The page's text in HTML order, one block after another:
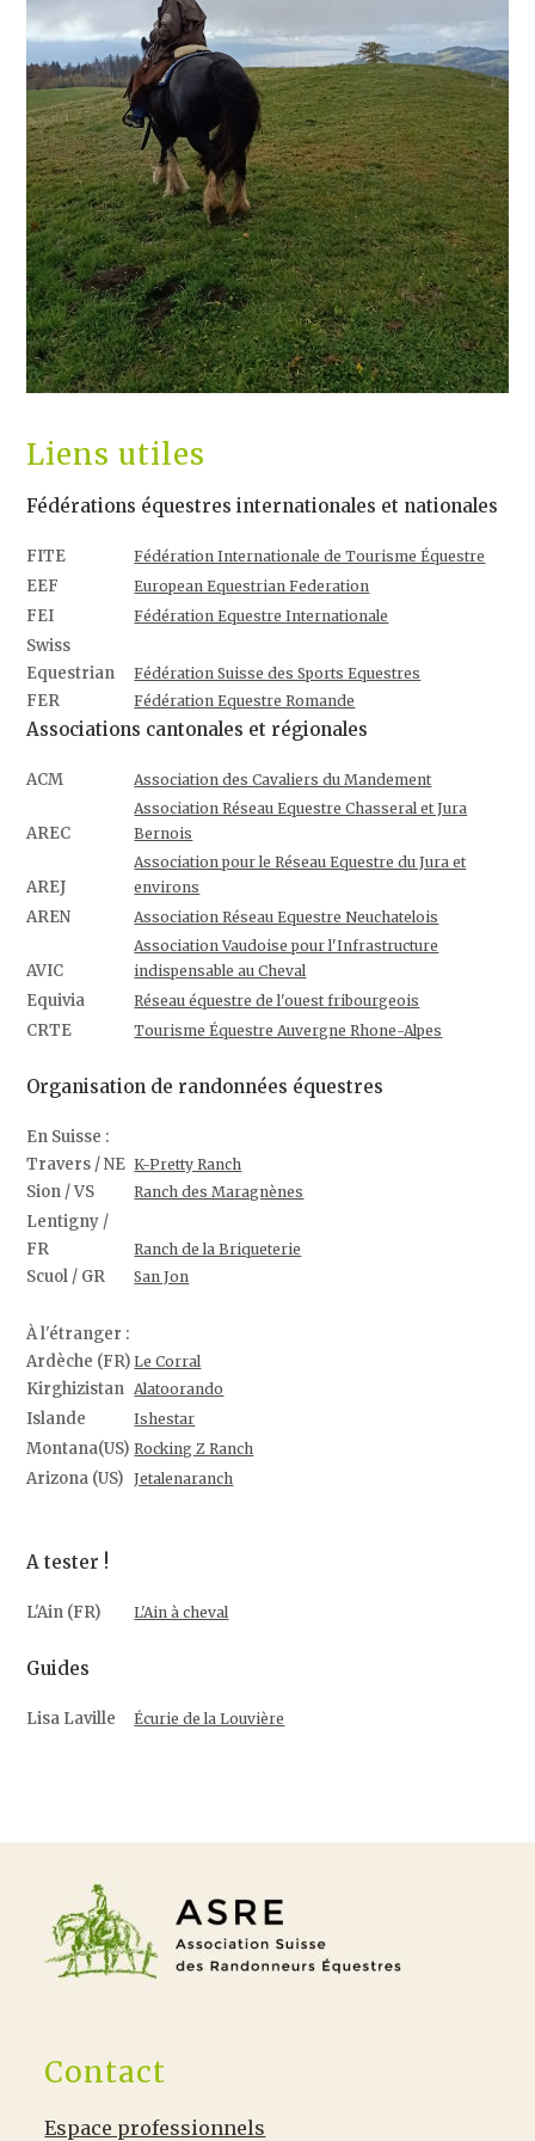
Liens utiles
Fédérations équestres internationales et nationales
FITE Fédération Internationale de Tourisme Équestre
EEF European Equestrian Federation
FEI Fédération Equestre Internationale
Swiss
Equestrian
Fédération Suisse des Sports Equestres
FER Fédération Equestre Romande
Associations cantonales et régionales
ACM Association des Cavaliers du Mandement
AREC
Association Réseau Equestre Chasseral et Jura
Bernois
AREJ
Association pour le Réseau Equestre du Jura et
environs
AREN Association Réseau Equestre Neuchatelois
AVIC
Association Vaudoise pour l'Infrastructure
indispensable au Cheval
Equivia Réseau équestre de l'ouest fribourgeois
CRTE Tourisme Équestre Auvergne Rhone-Alpes
Organisation de randonnées équestres
En Suisse :
Travers / NE K-Pretty Ranch
Sion / VS Ranch des Maragnènes
Lentigny /
FR
Ranch de la Briqueterie
Scuol / GR San Jon
À l'étranger :
Ardèche (FR) Le Corral
Kirghizistan Alatoorando
Islande Ishestar
Montana(US) Rocking Z Ranch
Arizona (US) Jetalenaranch
A tester !
L'Ain (FR) L'Ain à cheval
Guides
Lisa Laville Écurie de la Louvière
Contact
Espace professionnels